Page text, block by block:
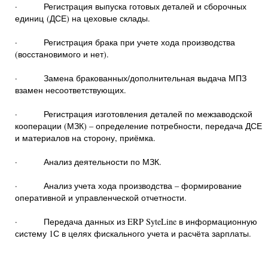
· Регистрация выпуска готовых деталей и сборочных
единиц (ДСЕ) на цеховые склады.
· Регистрация брака при учете хода производства
(восстановимого и нет).
· Замена бракованных/дополнительная выдача МПЗ
взамен несоответствующих.
· Регистрация изготовления деталей по межзаводской
кооперации (МЗК) – определение потребности, передача ДСЕ
и материалов на сторону, приёмка.
· Анализ деятельности по МЗК.
· Анализ учета хода производства – формирование
оперативной и управленческой отчетности.
· Передача данных из ERP SyteLine в информационную
систему 1С в целях фискального учета и расчёта зарплаты.